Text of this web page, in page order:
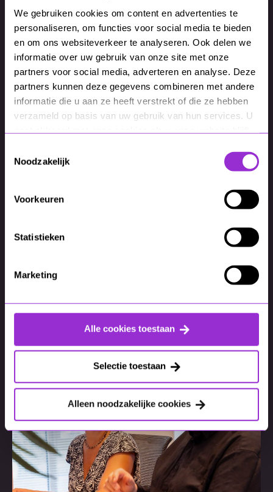
We gebruiken cookies om content en advertenties te
personaliseren, om functies voor social media te bieden
en om ons websiteverkeer te analyseren. Ook delen we
informatie over uw gebruik van onze site met onze
partners voor social media, adverteren en analyse. Deze
partners kunnen deze gegevens combineren met andere
informatie die u aan ze heeft verstrekt of die ze hebben
verzameld op basis van uw gebruik van hun services. U
Noodzakelijk
Voorkeuren
Statistieken
Marketing
Alle cookies toestaan
Selectie toestaan
Alleen noodzakelijke cookies
Creatie
Creatie AI-visuals: van
gissen naar regisseren
AI
De ratrace tussen de
techgiganten: inzet op AI-
agents